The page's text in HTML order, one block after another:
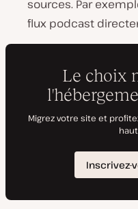
sources. Par
flux podcast